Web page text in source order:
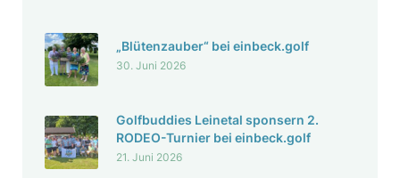
„Blüten­zauber“ bei einbeck.golf
30. Juni 2026
Golf­bud­dies Leinetal spon­sern 2.
RODEO-Turnier bei einbeck.golf
21. Juni 2026